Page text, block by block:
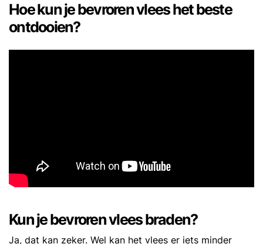
Hoe kun je bevroren vlees het beste
ontdooien?
Kun je bevroren vlees braden?
Ja, dat kan zeker. Wel kan het vlees er iets minder